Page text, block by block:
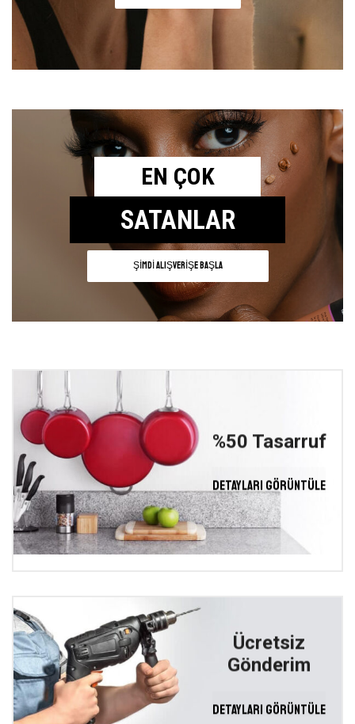
EN ÇOK
SATANLAR
ŞIMDI ALIŞVERIŞE BAŞLA
%50 Tasarruf
DETAYLARI GÖRÜNTÜLE
Ücretsiz
Gönderim
DETAYLARI GÖRÜNTÜLE